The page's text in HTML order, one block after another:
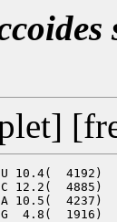
10.4(
12.2(  4885)
10.5(
4.8(  1916)